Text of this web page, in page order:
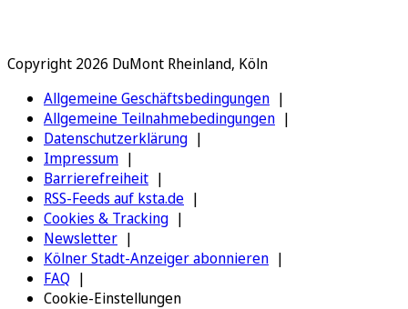
Copyright 2026 DuMont Rheinland, Köln
Allgemeine Geschäftsbedingungen
Allgemeine Teilnahmebedingungen
Datenschutzerklärung
Impressum
Barrierefreiheit
RSS-Feeds auf ksta.de
Cookies & Tracking
Newsletter
Kölner Stadt-Anzeiger abonnieren
FAQ
Cookie-Einstellungen